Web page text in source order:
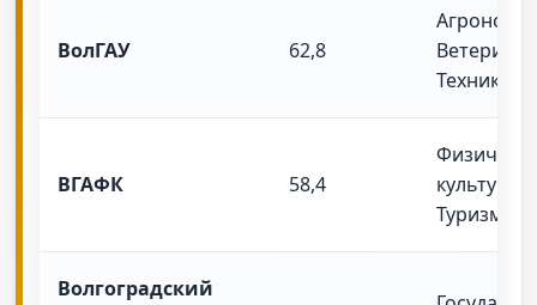
ВолГАУ 62,8
Техника
ВГАФК 58,4
культура,
Туризм
Волгоградский